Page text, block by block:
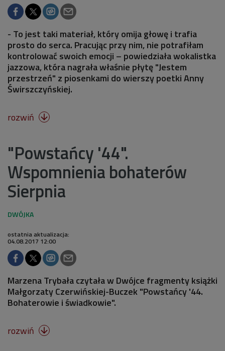
- To jest taki materiał, który omija głowę i trafia
prosto do serca. Pracując przy nim, nie potrafiłam
kontrolować swoich emocji – powiedziała wokalistka
jazzowa, która nagrała właśnie płytę "Jestem
przestrzeń" z piosenkami do wierszy poetki Anny
Świrszczyńskiej.
rozwiń 
"Powstańcy '44".
Wspomnienia bohaterów
Sierpnia
ostatnia aktualizacja:
04.08.2017 12:00
Marzena Trybała czytała w Dwójce fragmenty książki
Małgorzaty Czerwińskiej-Buczek "Powstańcy '44.
Bohaterowie i świadkowie".
rozwiń 